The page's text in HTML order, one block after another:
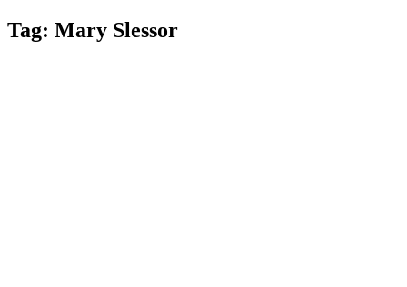
Tag: Mary Slessor